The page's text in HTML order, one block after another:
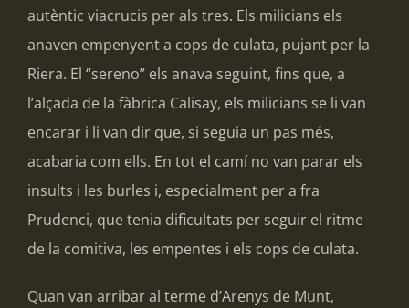
autèntic viacrucis per als tres. Els milicians els
anaven empenyent a cops de culata, pujant per la
Riera. El “sereno” els anava seguint, fins que, a
l’alçada de la fàbrica Calisay, els milicians se li van
encarar i li van dir que, si seguia un pas més,
acabaria com ells. En tot el camí no van parar els
insults i les burles i, especialment per a fra
Prudenci, que tenia dificultats per seguir el ritme
de la comitiva, les empentes i els cops de culata.
Quan van arribar al terme d’Arenys de Munt,